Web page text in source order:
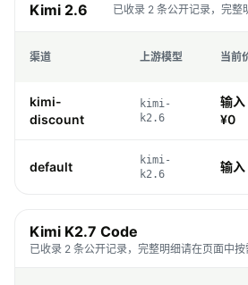
Kimi 2.6 已收录 2 条公开记录，完整
渠道 上游模型 当前
kimi-
discount
kimi-
k2.6
输
¥0
default
kimi-
k2.6
输
Kimi K2.7 Code
已收录 2 条公开记录，完整明细请在页面中按